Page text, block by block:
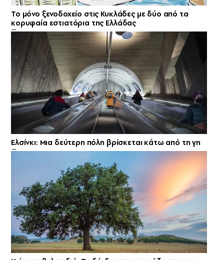
Το μόνο ξενοδοχείο στις Κυκλάδες με δύο από τα
κορυφαία εστιατόρια της Ελλάδας
Ελσίνκι: Mια δεύτερη πόλη βρίσκεται κάτω από τη γη